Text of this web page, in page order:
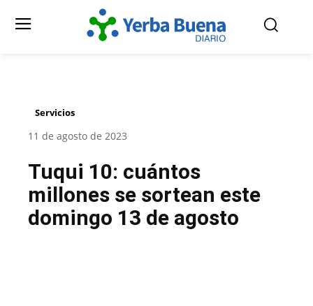
Servicios
11 de agosto de 2023
Tuqui 10: cuántos
millones se sortean este
domingo 13 de agosto